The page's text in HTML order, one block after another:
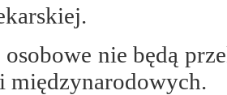
osobowe nie będą
międzynarodowych.